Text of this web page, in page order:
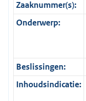
Zaaknummer(s):
Onderwerp:
Beslissingen:
Inhoudsindicatie: